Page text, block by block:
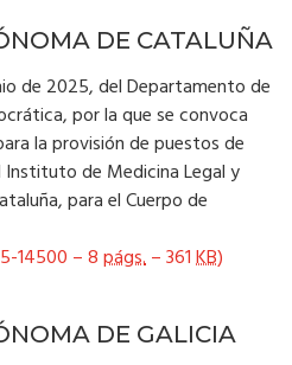
DE CATALUÑA
de 2025, del Departamento de
por la que se convoca
la provisión de puestos de
de Medicina Legal y
para el Cuerpo de
14500 – 8págs.– 361KB)
DE GALICIA